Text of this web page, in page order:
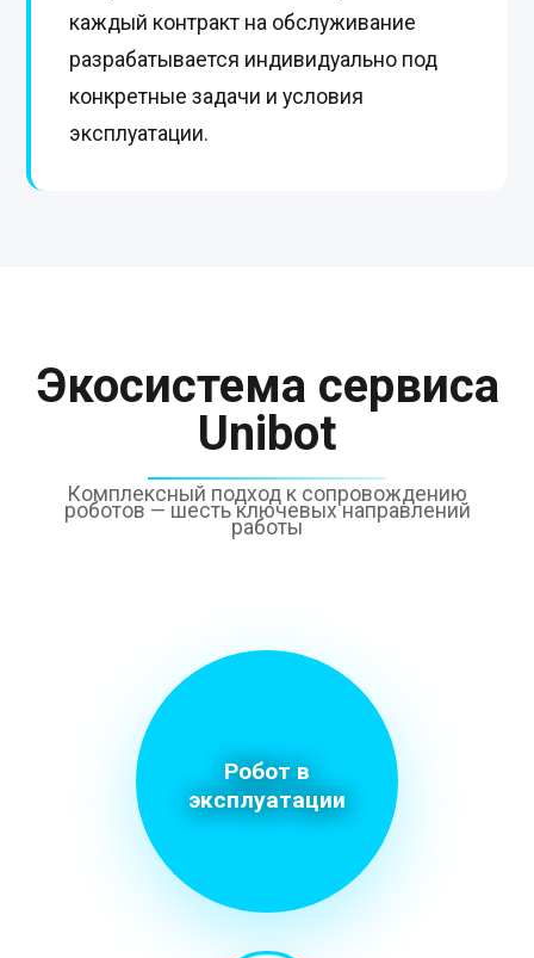
каждый контракт на обслуживание
разрабатывается индивидуально под
конкретные задачи и условия
эксплуатации.
Экосистема сервиса
Unibot
Комплексный подход к сопровождению
роботов — шесть ключевых направлений
работы
Робот в
эксплуатации